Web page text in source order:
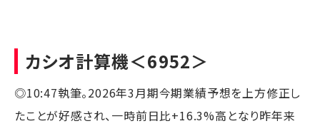
カシオ計算機＜6952＞
◎10:47執筆。2026年3月期今期業績予想を上方修正し
たことが好感され、一時前日比+16.3%高となり昨年来